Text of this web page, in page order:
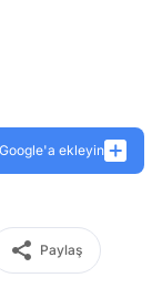
ekleyin
Paylaş